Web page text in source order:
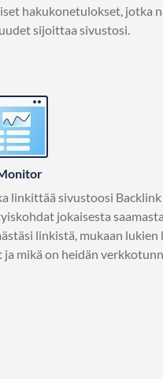
hakukonetulokset, jotka
sijoittaa sivustosi.
linkittää sivustoosi
jokaisesta
linkistä, mukaan lukien
mikä on heidän